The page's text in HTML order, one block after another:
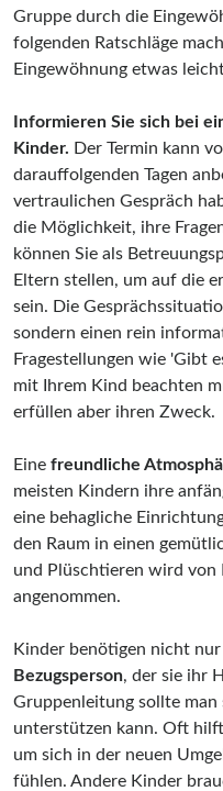
Gruppe durch die
folgenden Ratschläge
Eingewöhnung etwas
Informieren Sie sich bei
Kinder. Der Termin kann
darauffolgenden Tagen
vertraulichen Gespräch
die Möglichkeit, ihre
können Sie als
Eltern stellen, um auf die
sein. Die
sondern einen rein
Fragestellungen wie 'Gibt
mit Ihrem Kind beachten
erfüllen aber ihren Zweck.
Eine freundliche
meisten Kindern ihre
eine behagliche
den Raum in einen
und Plüschtieren wird von
angenommen.
Kinder benötigen nicht
Bezugsperson, der sie ihr
Gruppenleitung sollte man
unterstützen kann. Oft
um sich in der neuen
fühlen. Andere Kinder